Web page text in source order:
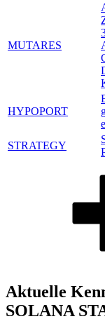
MUTARES
HYPOPORT
STRATEGY
Aktuelle
SOLANA